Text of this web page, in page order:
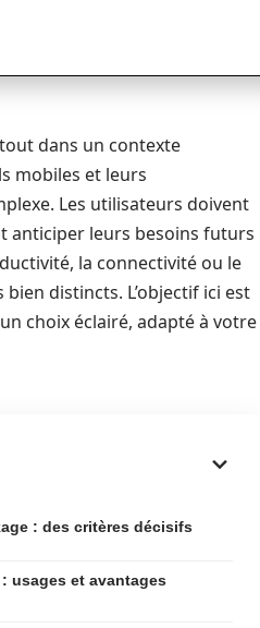
dans un contexte
mobiles et leurs
Les utilisateurs doivent
anticiper leurs besoins futurs
la connectivité ou le
distincts. L’objectif ici est
choix éclairé, adapté à votre
: des critères décisifs
usages et avantages